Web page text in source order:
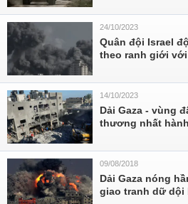
24/10/2023
Quân đội Israel
theo ranh giới với
14/10/2023
Dải Gaza - vùng
thương nhất
09/08/2018
Dải Gaza nóng
giao tranh dữ dội